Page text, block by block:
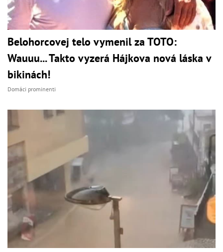
Belohorcovej telo vymenil za TOTO:
Wauuu... Takto vyzerá Hájkova nová láska v
bikinách!
Domáci prominenti